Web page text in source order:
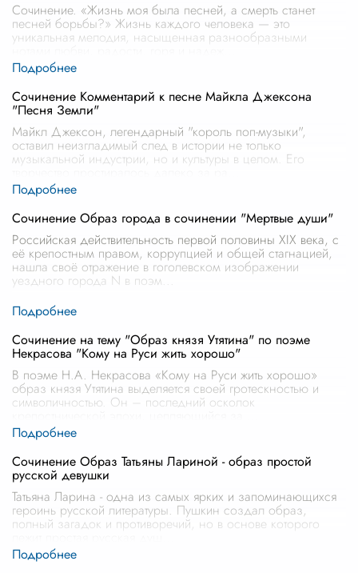
Сочинение. «Жизнь моя была песней, а смерть станет
песней борьбы?» Жизнь каждого человека — это
уникальная мелодия, насыщенная разнообразными
Сочинение Комментарий к песне Майкла Джексона
"Песня Земли"
Майкл Джексон, легендарный "король поп-музыки",
оставил неизгладимый след в истории не только
музыкальной индустрии, но и культуры в целом. Его
Сочинение Образ города в сочинении "Мертвые души"
Российская действительность первой половины XIX века, с
её крепостным правом, коррупцией и общей стагнацией,
нашла своё отражение в гоголевском изображении
уездного города N в поэм
Сочинение на тему "Образ князя Утятина" по поэме
Некрасова "Кому на Руси жить хорошо"
В поэме Н.А. Некрасова «Кому на Руси жить хорошо»
образ князя Утятина выделяется своей гротескностью и
символичностью. Он – последний осколок
Сочинение Образ Татьяны Лариной - образ простой
русской девушки
Татьяна Ларина - одна из самых ярких и запоминающихся
героинь русской литературы. Пушкин создал образ,
полный загадок и противоречий, но в основе которого